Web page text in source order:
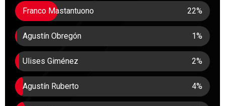
Franco Mastantuono 22%
Agustín Obregón 1%
Ulises Giménez 2%
Agustín Ruberto 4%